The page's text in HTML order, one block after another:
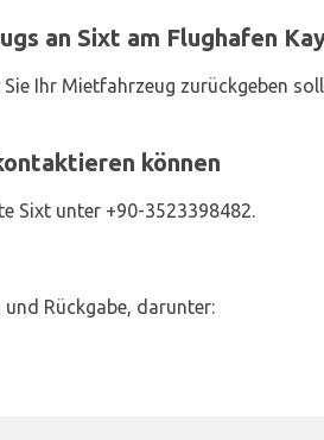
an Sixt am Flughafen
Ihr Mietfahrzeug zurückgeben
können
Sixt unter +90-3523398482.
Rückgabe, darunter: